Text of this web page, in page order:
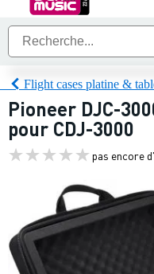
Flight cases platine &
Pioneer DJC-
pour CDJ-3000
pas encore